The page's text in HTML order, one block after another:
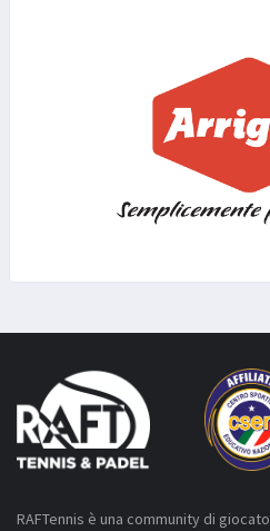
RAFTennis è una community di